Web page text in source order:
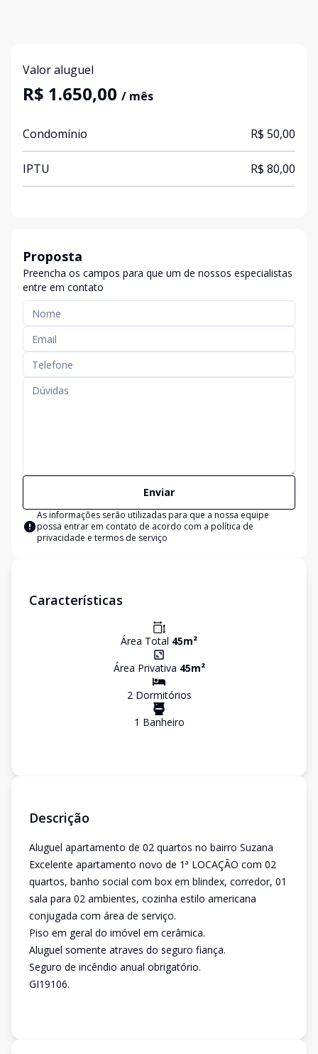
Valor aluguel
R$ 1.650,00 / mês
Condomínio R$ 50,00
IPTU R$ 80,00
Proposta
Preencha os campos para que um de nossos especialistas
entre em contato
Enviar
As informações serão utilizadas para que a nossa equipe
possa entrar em contato de acordo com a política de
privacidade e termos de serviço
Características
Área Total 45m²
Área Privativa 45m²
2Dormitórios
1 Banheiro
Descrição
Aluguel apartamento de 02 quartos no bairro Suzana
Excelente apartamento novo de 1ª LOCAÇÃO com 02
quartos, banho social com box em blindex, corredor, 01
sala para 02 ambientes, cozinha estilo americana
conjugada com área de serviço.
Piso em geral do imóvel em cerâmica.
Aluguel somente atraves do seguro fiança.
Seguro de incêndio anual obrigatório.
GI19106.